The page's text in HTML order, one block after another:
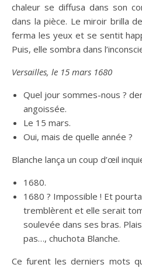
chaleur se diffusa dans son
dans la pièce. Le miroir brilla
ferma les yeux et se sentit
Puis, elle sombra dans
Versailles, le 15 mars 1680
Quel jour sommes-nous ?
angoissée.
Le 15 mars.
Oui, mais de quelle année ?
Blanche lança un coup d’œil
1680.
1680 ? Impossible ! Et
tremblèrent et elle serait
soulevée dans ses bras.
pas…, chuchota Blanche.
Ce furent les derniers mots